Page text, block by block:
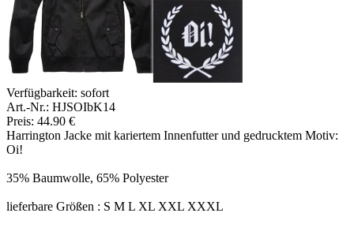
Verfügbarkeit: sofort
Art.-Nr.: HJSOIbK14
Preis: 44.90 €
Harrington Jacke mit kariertem Innenfutter und gedrucktem Motiv:
Oi!
35% Baumwolle, 65% Polyester
lieferbare Größen : S M L XL XXL XXXL